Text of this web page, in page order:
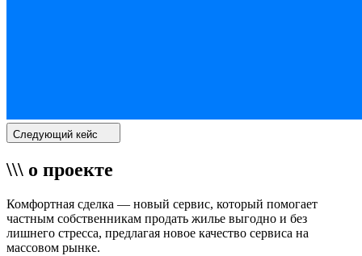
Следующий кейс
\\\ о проекте
Комфортная сделка — новый сервис, который помогает
частным собственникам продать жилье выгодно и без
лишнего стресса, предлагая новое качество сервиса на
массовом рынке.